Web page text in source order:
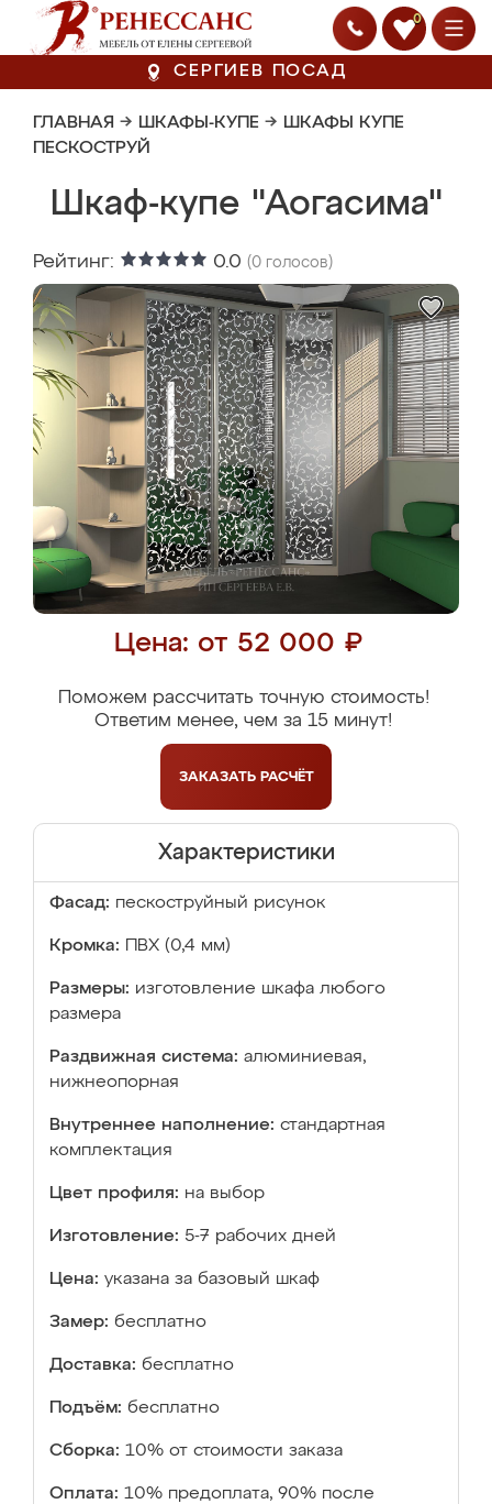
0
СЕРГИЕВ ПОСАД
ГЛАВНАЯ → ШКАФЫ-КУПЕ → ШКАФЫ КУПЕ
ПЕСКОСТРУЙ
Шкаф-купе "Аогасима"
Рейтинг: 0.0 (0 голосов)
Цена: от 52 000 ₽
Поможем рассчитать точную стоимость!
Ответим менее, чем за 15 минут!
ЗАКАЗАТЬ РАСЧЁТ
Характеристики
Фасад: пескоструйный рисунок
Кромка: ПВХ (0,4 мм)
Размеры: изготовление шкафа любого
размера
Раздвижная система: алюминиевая,
нижнеопорная
Внутреннее наполнение: стандартная
комплектация
Цвет профиля: на выбор
Изготовление: 5-7 рабочих дней
Цена: указана за базовый шкаф
Замер: бесплатно
Доставка: бесплатно
Подъём: бесплатно
Сборка: 10% от стоимости заказа
Оплата: 10% предоплата, 90% после